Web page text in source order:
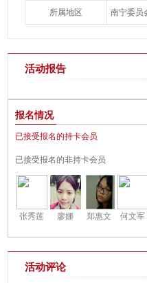
所属地区 南宁委员
活动报告
报名情况
已接受报名的持卡会员
已接受报名的非持卡会员
张秀莲 廖娜 郑惠文 何文军
活动评论